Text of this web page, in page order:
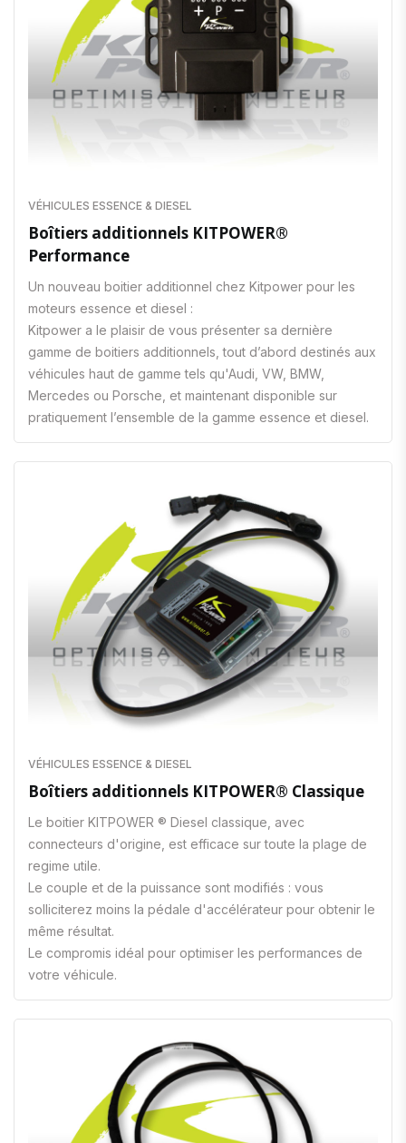
VÉHICULES ESSENCE & DIESEL
Boîtiers additionnels KITPOWER®
Performance
Un nouveau boitier additionnel chez Kitpower pour les
moteurs essence et diesel :
Kitpower a le plaisir de vous présenter sa dernière
gamme de boitiers additionnels, tout d’abord destinés aux
véhicules haut de gamme tels qu'Audi, VW, BMW,
Mercedes ou Porsche, et maintenant disponible sur
pratiquement l’ensemble de la gamme essence et diesel.
VÉHICULES ESSENCE & DIESEL
Boîtiers additionnels KITPOWER® Classique
Le boitier KITPOWER ® Diesel classique, avec
connecteurs d'origine, est efficace sur toute la plage de
regime utile.
Le couple et de la puissance sont modifiés : vous
solliciterez moins la pédale d'accélérateur pour obtenir le
même résultat.
Le compromis idéal pour optimiser les performances de
votre véhicule.